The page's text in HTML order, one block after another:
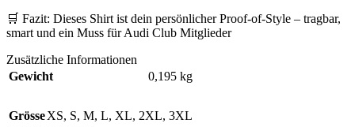
🛒 Fazit: Dieses Shirt ist dein persönlicher Proof-of-Style – tragbar,
smart und ein Muss für Audi Club Mitglieder
Zusätzliche Informationen
Gewicht
0,195 kg
GrösseXS, S, M, L, XL, 2XL, 3XL